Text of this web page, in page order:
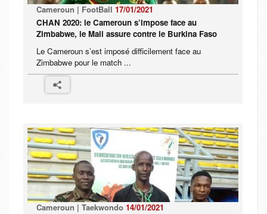
Cameroun | FootBall 17/01/2021
CHAN 2020: le Cameroun s’impose face au
Zimbabwe, le Mali assure contre le Burkina Faso
Le Cameroun s’est imposé difficilement face au
Zimbabwe pour le match ...
Cameroun | Taekwondo 14/01/2021